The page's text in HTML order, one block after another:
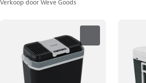
Verkoop doorWeve Goods